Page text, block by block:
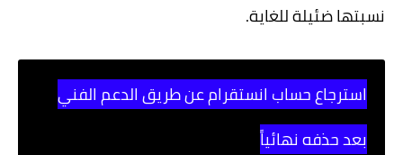
نسبتها ضئيلة للغاية.
استرجاع حساب انستقرام عن طريق الدعم الفني
بعد حذفه نهائياً